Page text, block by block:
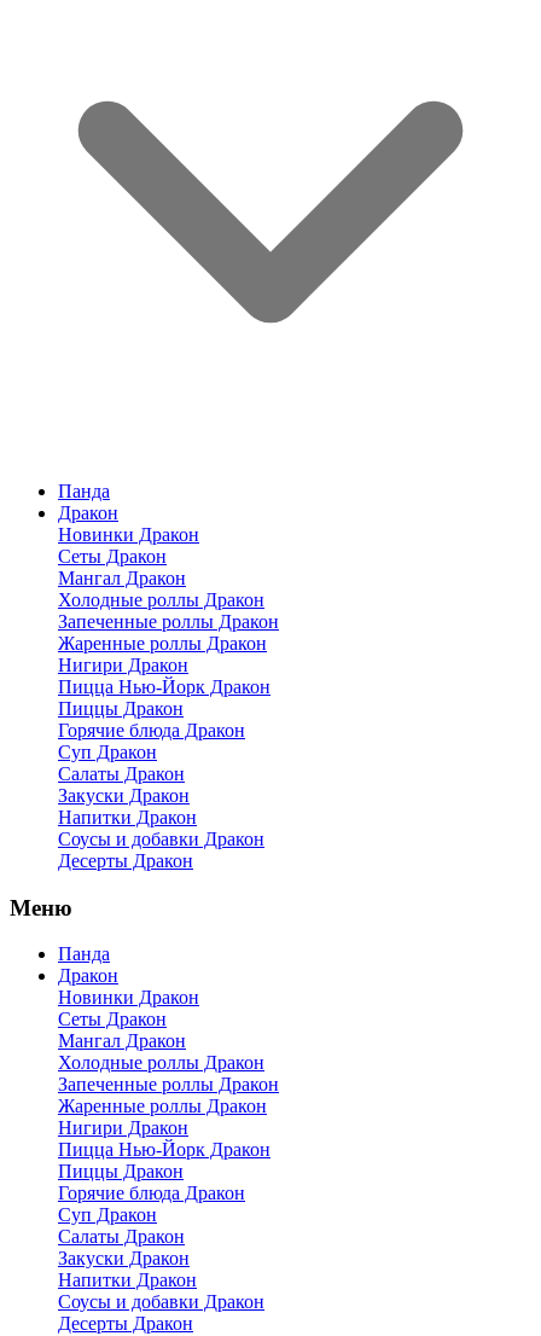
Панда
Дракон
Новинки Дракон
Сеты Дракон
Мангал Дракон
Холодные роллы Дракон
Запеченные роллы Дракон
Жаренные роллы Дракон
Нигири Дракон
Пицца Нью-Йорк Дракон
Пиццы Дракон
Горячие блюда Дракон
Суп Дракон
Салаты Дракон
Закуски Дракон
Напитки Дракон
Соусы и добавки Дракон
Десерты Дракон
Меню
Панда
Дракон
Новинки Дракон
Сеты Дракон
Мангал Дракон
Холодные роллы Дракон
Запеченные роллы Дракон
Жаренные роллы Дракон
Нигири Дракон
Пицца Нью-Йорк Дракон
Пиццы Дракон
Горячие блюда Дракон
Суп Дракон
Салаты Дракон
Закуски Дракон
Напитки Дракон
Соусы и добавки Дракон
Десерты Дракон